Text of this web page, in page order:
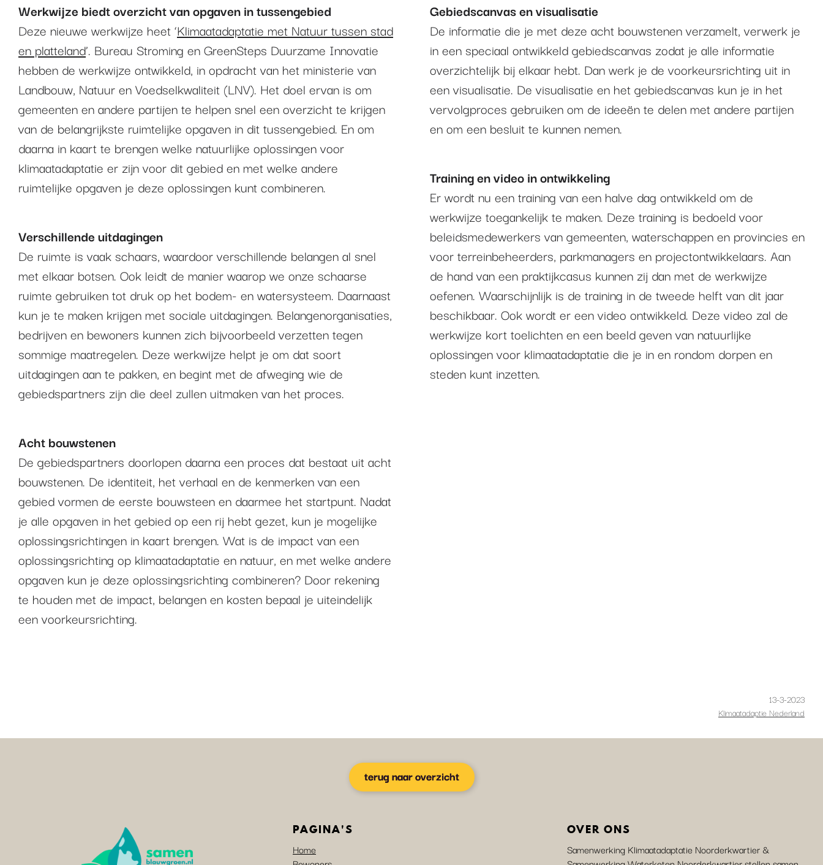
Werkwijze biedt overzicht van opgaven in tussengebied
Deze nieuwe werkwijze heet ‘Klimaatadaptatie met Natuur tussen stad
en platteland’. Bureau Stroming en GreenSteps Duurzame Innovatie
hebben de werkwijze ontwikkeld, in opdracht van het ministerie van
Landbouw, Natuur en Voedselkwaliteit (LNV). Het doel ervan is om
gemeenten en andere partijen te helpen snel een overzicht te krijgen
van de belangrijkste ruimtelijke opgaven in dit tussengebied. En om
daarna in kaart te brengen welke natuurlijke oplossingen voor
klimaatadaptatie er zijn voor dit gebied en met welke andere
ruimtelijke opgaven je deze oplossingen kunt combineren.
Verschillende uitdagingen
De ruimte is vaak schaars, waardoor verschillende belangen al snel
met elkaar botsen. Ook leidt de manier waarop we onze schaarse
ruimte gebruiken tot druk op het bodem- en watersysteem. Daarnaast
kun je te maken krijgen met sociale uitdagingen. Belangenorganisaties,
bedrijven en bewoners kunnen zich bijvoorbeeld verzetten tegen
sommige maatregelen. Deze werkwijze helpt je om dat soort
uitdagingen aan te pakken, en begint met de afweging wie de
gebiedspartners zijn die deel zullen uitmaken van het proces.
Acht bouwstenen
De gebiedspartners doorlopen daarna een proces dat bestaat uit acht
bouwstenen. De identiteit, het verhaal en de kenmerken van een
gebied vormen de eerste bouwsteen en daarmee het startpunt. Nadat
je alle opgaven in het gebied op een rij hebt gezet, kun je mogelijke
oplossingsrichtingen in kaart brengen. Wat is de impact van een
oplossingsrichting op klimaatadaptatie en natuur, en met welke andere
opgaven kun je deze oplossingsrichting combineren? Door rekening
te houden met de impact, belangen en kosten bepaal je uiteindelijk
een voorkeursrichting.
Gebiedscanvas en visualisatie
De informatie die je met deze acht bouwstenen verzamelt, verwerk je
in een speciaal ontwikkeld gebiedscanvas zodat je alle informatie
overzichtelijk bij elkaar hebt. Dan werk je de voorkeursrichting uit in
een visualisatie. De visualisatie en het gebiedscanvas kun je in het
vervolgproces gebruiken om de ideeën te delen met andere partijen
en om een besluit te kunnen nemen.
Training en video in ontwikkeling
Er wordt nu een training van een halve dag ontwikkeld om de
werkwijze toegankelijk te maken. Deze training is bedoeld voor
beleidsmedewerkers van gemeenten, waterschappen en provincies en
voor terreinbeheerders, parkmanagers en projectontwikkelaars. Aan
de hand van een praktijkcasus kunnen zij dan met de werkwijze
oefenen. Waarschijnlijk is de training in de tweede helft van dit jaar
beschikbaar. Ook wordt er een video ontwikkeld. Deze video zal de
werkwijze kort toelichten en een beeld geven van natuurlijke
oplossingen voor klimaatadaptatie die je in en rondom dorpen en
steden kunt inzetten.
13-3-2023
Klimaatadaptie Nederland
terug naar overzicht
PAGINA'S
Home
OVER ONS
Samenwerking Klimaatadaptatie Noorderkwartier &